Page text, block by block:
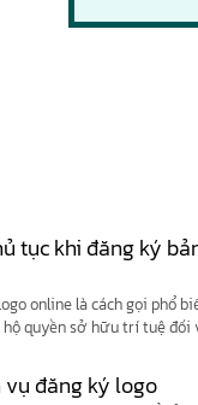
tục khi đăng ký
online là cách gọi phổ
hộ quyền sở hữu trí tuệ đối
nhà nước có thẩm
đăng ký logo